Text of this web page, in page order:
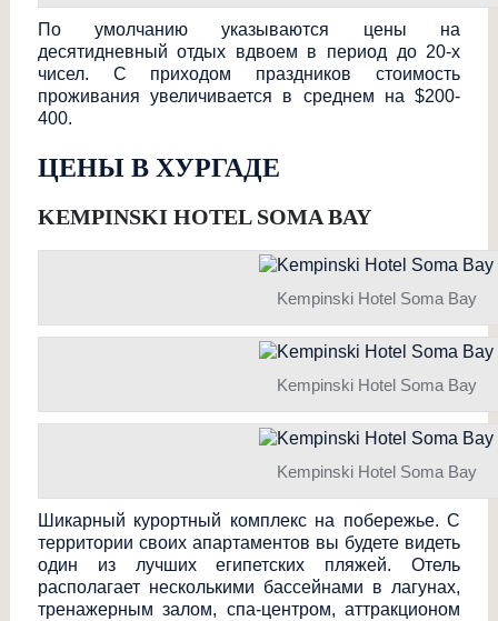
По умолчанию указываются цены на
десятидневный отдых вдвоем в период до 20-х
чисел. С приходом праздников стоимость
проживания увеличивается в среднем на$200-
400.
ЦЕНЫ В ХУРГАДЕ
KEMPINSKI HOTEL SOMA BAY
Kempinski Hotel Soma Bay
Kempinski Hotel Soma Bay
Kempinski Hotel Soma Bay
Шикарный курортный комплекс на побережье. С
территории своих апартаментов вы будете видеть
один из лучших египетских пляжей. Отель
располагает несколькими бассейнами в лагунах,
тренажерным залом, спа-центром, аттракционом